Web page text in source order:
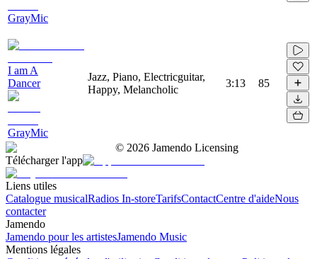
GrayMic
I am A
Dancer
GrayMic
Jazz, Piano, Electricguitar,
Happy, Melancholic
3:13 85
© 2026 Jamendo Licensing
Télécharger l'app
Liens utiles
Catalogue musicalRadios In-storeTarifsContactCentre d'aideNous
contacter
Jamendo
Jamendo pour les artistesJamendo Music
Mentions légales